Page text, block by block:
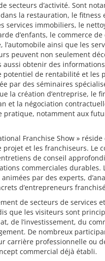
secteurs d’activité. Sont
la restauration, le fitness
services immobiliers, le
d’enfants, le commerce
ainsi que les
peuvent non seulement
obtenir des
potentiel de rentabilité et les
par des séminaires
la création d’entreprise, le
et la négociation
notamment aux
Franchise Show » réside
et les franchiseurs. Le
de conseil
commerciales durables.
par des experts,
d’entrepreneurs
de secteurs de services
que les visiteurs sont
de l’investissement, du
De nombreux
carrière professionnelle ou
commercial déjà établi.